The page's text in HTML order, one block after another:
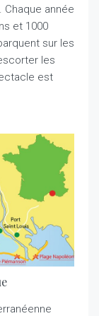
Chaque année
et 1000
sur les
les
est